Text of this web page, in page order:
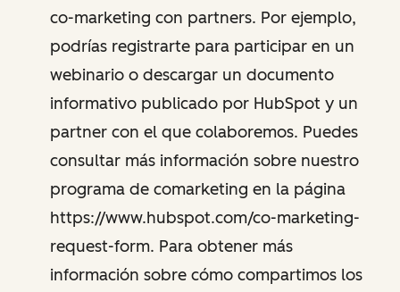
co-marketing con partners. Por ejemplo,
podrías registrarte para participar en un
webinario o descargar un documento
informativo publicado por HubSpot y un
partner con el que colaboremos. Puedes
consultar más información sobre nuestro
programa de comarketing en la página
https://www.hubspot.com/co-marketing-
request-form. Para obtener más
información sobre cómo compartimos los